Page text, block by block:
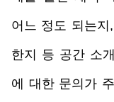
어느 정도 되는
한지 등 공간 소
에 대한 문의가